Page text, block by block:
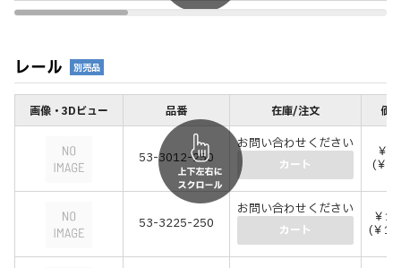
レール 別売品
画像・3Dビュー 品番 在庫/注文 価
53-3012-250
お問い合わせください
カート
￥
(￥
53-3225-250
お問い合わせください
カート
￥
(￥